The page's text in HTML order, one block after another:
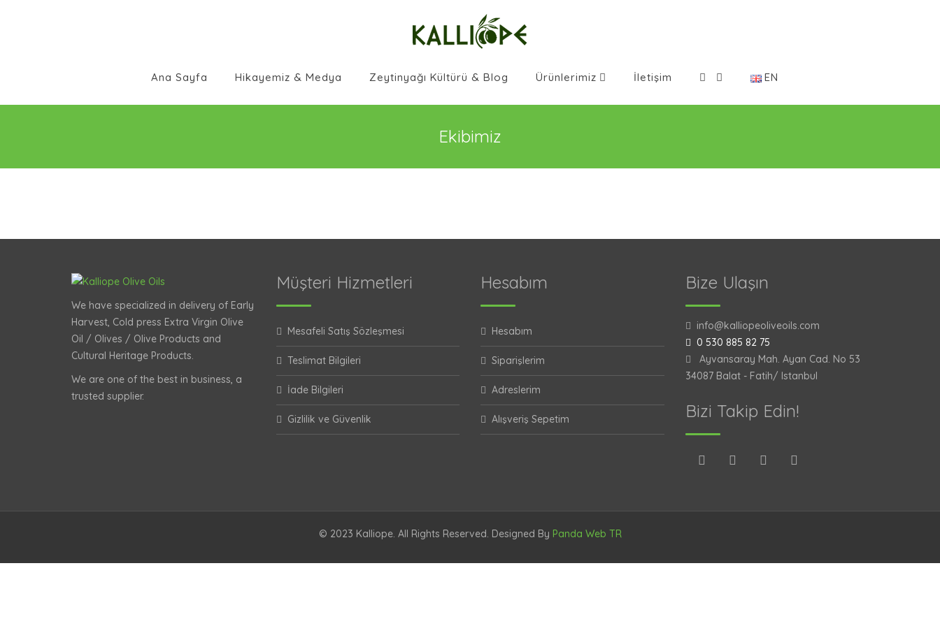
Ana Sayfa Hikayemiz & Medya Zeytinyağı Kültürü & Blog Ürünlerimiz İletişim EN
Ekibimiz
We have specialized in delivery of Early
Harvest, Cold press Extra Virgin Olive
Oil / Olives / Olive Products and
Cultural Heritage Products.
We are one of the best in business, a
trusted supplier.
Müşteri Hizmetleri
Mesafeli Satış Sözleşmesi
Teslimat Bilgileri
İade Bilgileri
Gizlilik ve Güvenlik
Hesabım
Hesabım
Siparişlerim
Adreslerim
Alışveriş Sepetim
Bize Ulaşın
info@kalliopeoliveoils.com
0 530 885 82 75
Ayvansaray Mah. Ayan Cad. No 53
34087 Balat - Fatih/ Istanbul
Bizi Takip Edin!
© 2023 Kalliope. All Rights Reserved. Designed By Panda Web TR